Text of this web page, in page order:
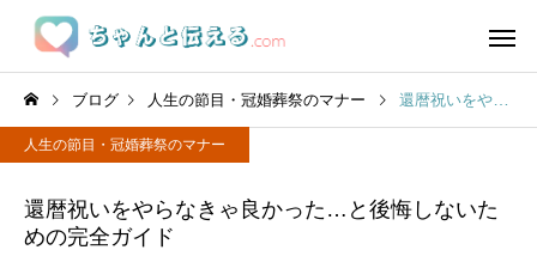
ブログ 人生の節目・冠婚葬祭のマナー 還暦祝いをやらなきゃ良かった…と後悔しないための完全ガイド
人生の節目・冠婚葬祭のマナー
還暦祝いをやらなきゃ良かった…と後悔しないた
めの完全ガイド